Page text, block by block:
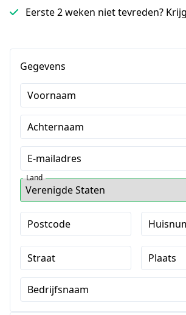
Eerste 2 weken niet tevreden?
Gegevens
Voornaam
Achternaam
E-mailadres
Land
Postcode
Straat Plaats
Bedrijfsnaam